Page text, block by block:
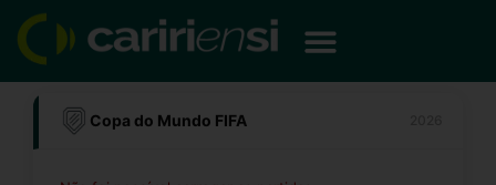
para
conteúdo
Copa do Mundo FIFA